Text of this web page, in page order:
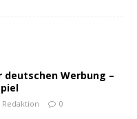
deutschen Werbung –
Redaktion 0